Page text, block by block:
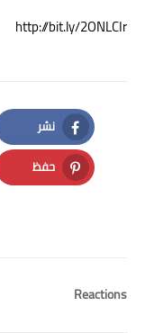
http://bit.ly/2ONLCIr
نشر
Facebook
حفظ
Pinterest
Reactions